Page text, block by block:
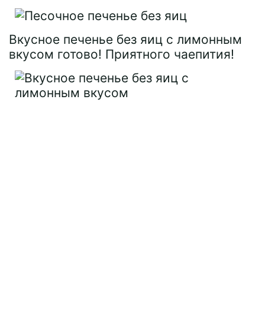
Вкусное печенье без яиц с лимонным
вкусом готово! Приятного чаепития!